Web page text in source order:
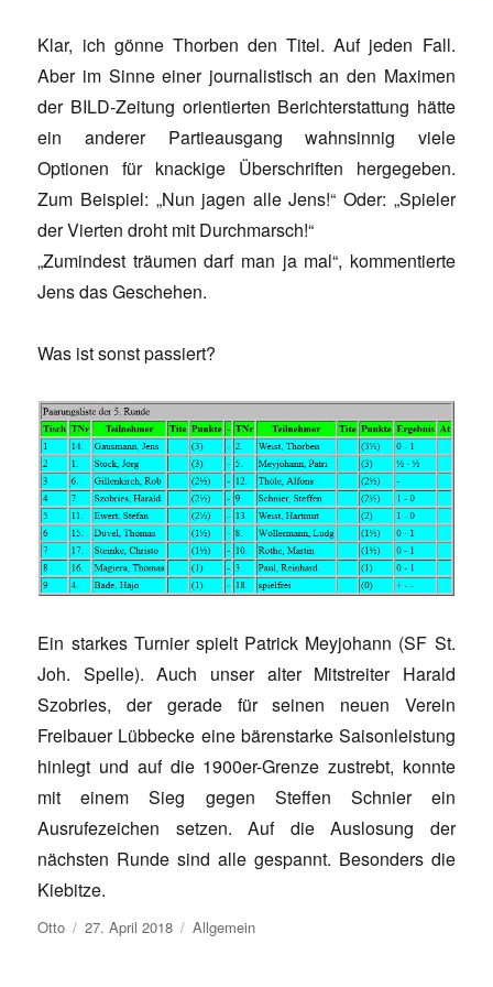
Klar, ich gönne Thorben den Titel. Auf jeden Fall.
Aber im Sinne einer journalistisch an den Maximen
der BILD-Zeitung orientierten Berichterstattung hätte
ein anderer Partieausgang wahnsinnig viele
Optionen für knackige Überschriften hergegeben.
Zum Beispiel: „Nun jagen alle Jens!“ Oder: „Spieler
der Vierten droht mit Durchmarsch!“
„Zumindest träumen darf man ja mal“, kommentierte
Jens das Geschehen.
Was ist sonst passiert?
Ein starkes Turnier spielt Patrick Meyjohann (SF St.
Joh. Spelle). Auch unser alter Mitstreiter Harald
Szobries, der gerade für seinen neuen Verein
Freibauer Lübbecke eine bärenstarke Saisonleistung
hinlegt und auf die 1900er-Grenze zustrebt, konnte
mit einem Sieg gegen Steffen Schnier ein
Ausrufezeichen setzen. Auf die Auslosung der
nächsten Runde sind alle gespannt. Besonders die
Kiebitze.
Autor
Otto Veröffentlicht
am
27. April 2018 Kategorien
Allgemein